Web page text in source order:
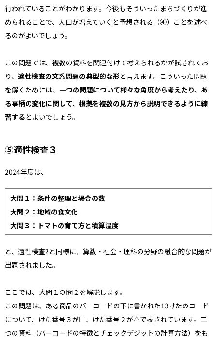
行われていることがわかります。今後もそういったまちづくりが進
められることで、人口が増えていくと予想される（④）ことを述べ
るのがよいでしょう。
この問題では、複数の資料を関連付けて考えられるかが試されてお
り、 適性検査の文系問題の典型的な形と言えます。こういった問題
を解くためには、 一つの問題について様々な角度から考えたり、あ
る事柄の変化に関して、根拠を複数の見方から説明できるように練
習するとよいでしょう。
⑤適性検査３
2024年度は、
大問１：条件の整理と場合の数
大問２：地域の食文化
大問３：トマトの育て方と積算温度
と、適性検査2と同様に、算数・社会・理科の分野の融合的な問題が
出題されました。
ここでは、大問１の問２を解説します。
この問題は、ある商品のバーコードの下に書かれた13けたのコード
について、けた番号３が□、けた番号２が△で表されています。二
つの資料（バーコードの特徴とチェックデジットの計算方法）をも